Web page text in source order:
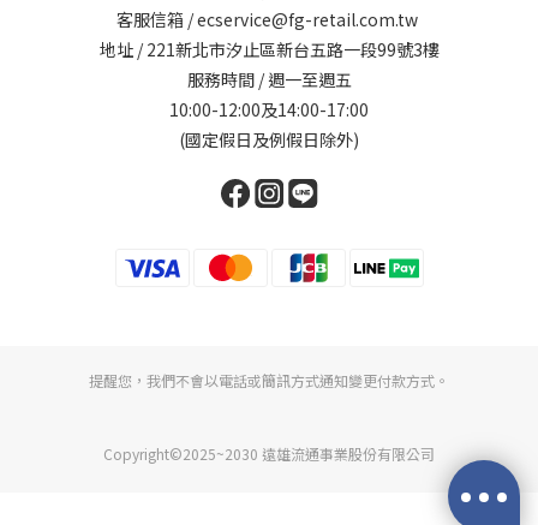
客服信箱 / ecservice@fg-retail.com.tw
地址 / 221新北市汐止區新台五路一段99號3樓
服務時間 / 週一至週五
10:00-12:00及14:00-17:00
(國定假日及例假日除外)
提醒您，我們不會以電話或簡訊方式通知變更付款方式。
Copyright©2025~2030 遠雄流通事業股份有限公司